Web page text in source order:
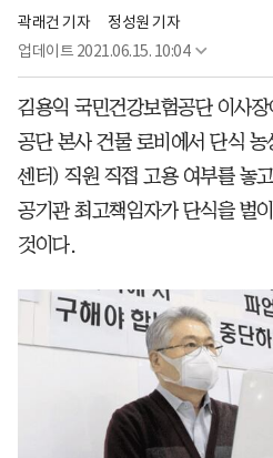
곽래건 기자
정성원 기자
업데이트 2021.06.15. 10:04
김용익 국민건강보험공단 이사
공단 본사 건물 로비에서 단식
센터) 직원 직접 고용 여부를 놓
공기관 최고책임자가 단식을 벌
것이다.